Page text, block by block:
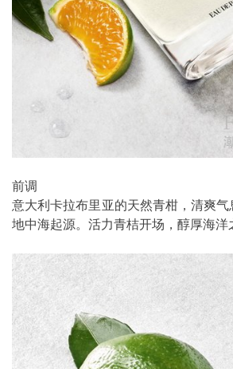
前调
意大利卡拉布里亚的天然青柑，清爽
地中海起源。活力青桔开场，醇厚海洋